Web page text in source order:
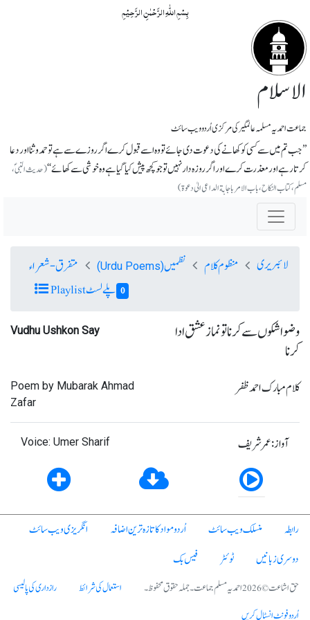
بِسۡمِ اللّٰہِ الرَّحۡمٰنِ الرَّحِیۡمِ
الاسلام
جماعت احمدیہ مسلمہ عالمگیر کی مرکزی اُردو ویب سائٹ
’’جب تم میں سے کسی کو کھانے کی دعوت دی جائے تو وہ اسے قبول کرے اگر روزے سے ہے توحمدو ثنا اور دعا
کرتا رہے اور معذرت کرے اور اگر روزہ دار نہیں تو جو کچھ پیش کیا گیا ہے وہ خوشی سے کھائے‘‘(حدیث النبی ؐ،
مسلم، کتاب النکاح، باب الامر باجابة الداعی الیٰ دعوة)
لائبریری منظوم کلام نظمیں(Urdu Poems) متفرق-شعراء
0 پلے لسٹ Playlist
وضو اشکوں سے کرنا تو نماز عشق ادا
کرنا
Vudhu Ushkon Say
کلام مبارک احمد ظفر
Poem by Mubarak Ahmad
Zafar
آواز: عمر شریف Voice: Umer Sharif
رابطہ منسلک ویب سائٹ اُردو مواد کا تازہ ترین اضافہ
انگریزی ویب سائٹ
دوسری زبانیں
ٹوئٹر فیس بک
حق اشاعت © 2026 احمدیہ مسلم جماعت۔ جملہ حقوق محفوظ۔ استعمال کی شرائط
رازداری کی پالیسی
اُردو فونٹ انسٹال کریں